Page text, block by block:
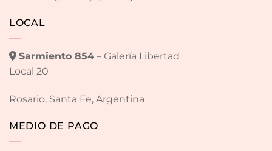
LOCAL
Sarmiento 854– Galería Libertad
Local 20
Rosario, Santa Fe, Argentina
MEDIO DE PAGO